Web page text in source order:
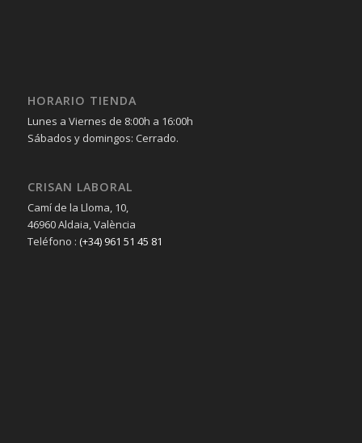
HORARIO TIENDA
Lunes a Viernes de 8:00h a 16:00h
Sábados y domingos: Cerrado.
CRISAN LABORAL
Camí de la Lloma, 10,
46960 Aldaia, València
Teléfono : (+34) 961 51 45 81